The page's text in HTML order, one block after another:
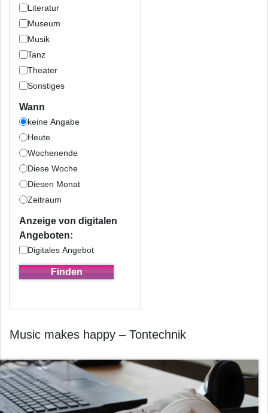
Literatur
Museum
Musik
Tanz
Theater
Sonstiges
Wann
keine Angabe
Heute
Wochenende
Diese Woche
Diesen Monat
Zeitraum
Anzeige von digitalen
Angeboten:
Digitales Angebot
Music makes happy – Tontechnik